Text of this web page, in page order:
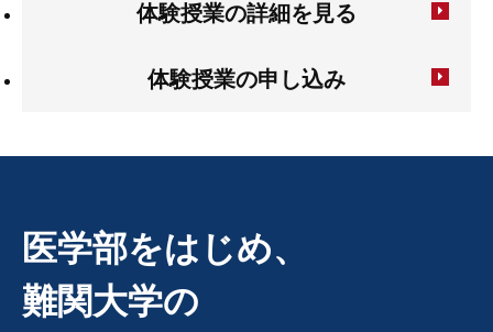
体験授業の詳細を見る
体験授業の申し込み
医学部をはじめ、
難関大学の